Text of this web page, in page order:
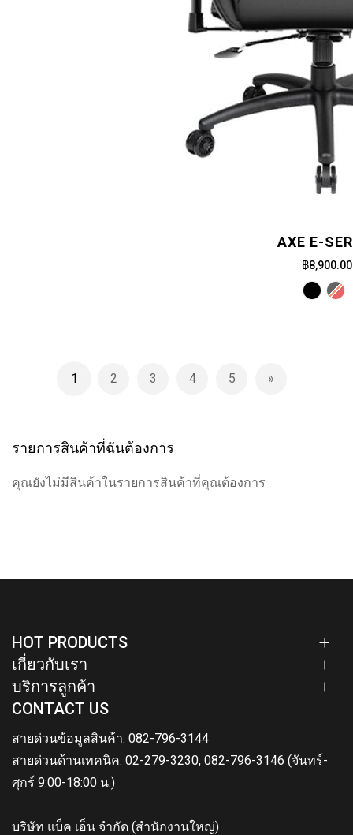
AXE E-
฿8,900.00
Page
You're currently reading page
1 Page
2 Page
3 Page
4 Page
5 Page
ถัดไป
รายการสินค้าที่ฉันต้องการ
คุณยังไม่มีสินค้าในรายการสินค้าที่คุณต้องการ
HOT PRODUCTS
เกี่ยวกับเรา
บริการลูกค้า
CONTACT US
สายด่วนข้อมูลสินค้า: 082-796-3144
สายด่วนด้านเทคนิค: 02-279-3230, 082-796-3146 (จันทร์-
ศุกร์ 9:00-18:00 น.)
บริษัท แบ็ค เอ็น จำกัด (สำนักงานใหญ่)